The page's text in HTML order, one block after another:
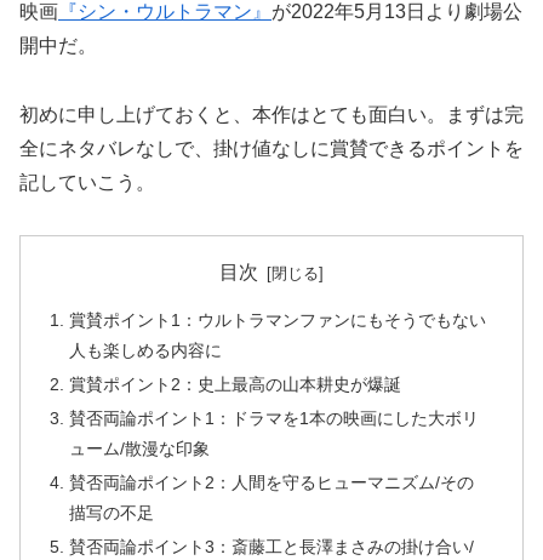
映画 『シン・ウルトラマン』 が2022年5月13日より劇場公
開中だ。
初めに申し上げておくと、本作はとても面白い。まずは完
全にネタバレなしで、掛け値なしに賞賛できるポイントを
記していこう。
目次
賞賛ポイント1：ウルトラマンファンにもそうでもない
人も楽しめる内容に
賞賛ポイント2：史上最高の山本耕史が爆誕
賛否両論ポイント1：ドラマを1本の映画にした大ボリ
ューム/散漫な印象
賛否両論ポイント2：人間を守るヒューマニズム/その
描写の不足
賛否両論ポイント3：斎藤工と長澤まさみの掛け合い/